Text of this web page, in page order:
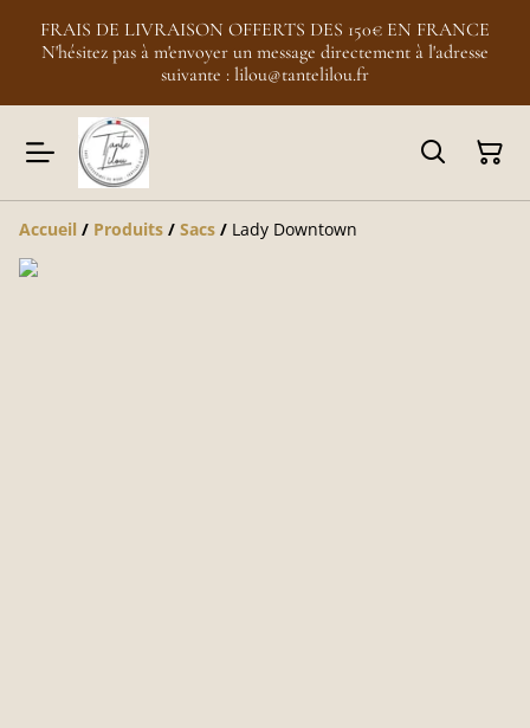
FRAIS DE LIVRAISON OFFERTS DES 150€ EN FRANCE
N'hésitez pas à m'envoyer un message directement à l'adresse
suivante : lilou@tantelilou.fr
Accueil / Produits / Sacs / Lady Downtown